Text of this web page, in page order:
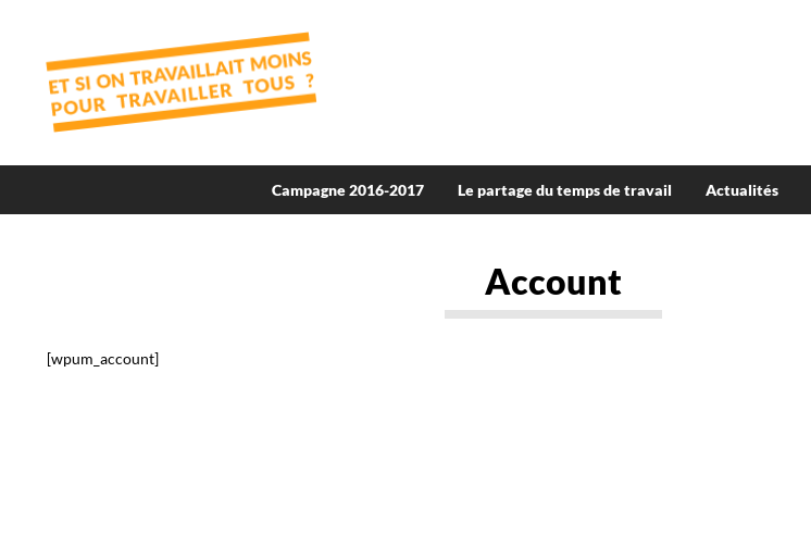
Campagne 2016-2017 Le partage du temps de travail Actualités
Account
[wpum_account]